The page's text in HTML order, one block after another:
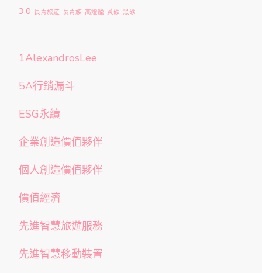
3.0 長青旅遊 長青族 高燈籠 黃碳 黑碳
1AlexandrosLee
5A行銷漏斗
ESG永續
企業創造價值夥伴
個人創造價值夥伴
價值經濟
先進智慧旅遊服務
先進智慧移動裝置